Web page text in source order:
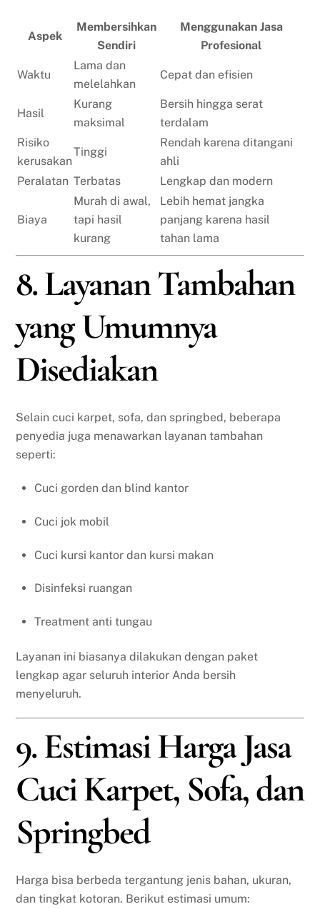
Aspek
Membersihkan
Sendiri
Menggunakan Jasa
Profesional
Waktu
Lama dan
melelahkan
Cepat dan efisien
Hasil
Kurang
maksimal
Bersih hingga serat
terdalam
Risiko
kerusakan
Tinggi
Rendah karena ditangani
ahli
Peralatan Terbatas Lengkap dan modern
Biaya
Murah di awal,
tapi hasil
kurang
Lebih hemat jangka
panjang karena hasil
tahan lama
8. Layanan Tambahan
yang Umumnya
Disediakan
Selain cuci karpet, sofa, dan springbed, beberapa
penyedia juga menawarkan layanan tambahan
seperti:
Cuci gorden dan blind kantor
Cuci jok mobil
Cuci kursi kantor dan kursi makan
Disinfeksi ruangan
Treatment anti tungau
Layanan ini biasanya dilakukan dengan paket
lengkap agar seluruh interior Anda bersih
menyeluruh.
9. Estimasi Harga Jasa
Cuci Karpet, Sofa, dan
Springbed
Harga bisa berbeda tergantung jenis bahan, ukuran,
dan tingkat kotoran. Berikut estimasi umum: